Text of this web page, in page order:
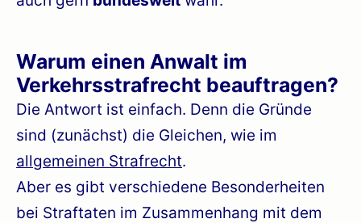
Warum einen Anwalt im
Verkehrsstrafrecht beauftragen?
Die Antwort ist einfach. Denn die Gründe
sind (zunächst) die Gleichen, wie im
allgemeinen Strafrecht.
Aber es gibt verschiedene Besonderheiten
bei Straftaten im Zusammenhang mit dem